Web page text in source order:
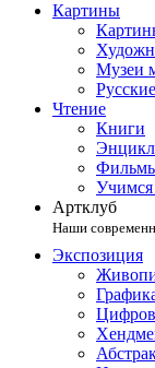
Картины
Музеи
Чтение
Книги
Учимся
Артклуб
Наши
Экспозиция